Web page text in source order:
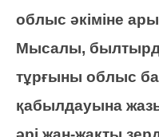
облыс әкіміне
Мысалы,
тұрғыны облыс
қабылдауына